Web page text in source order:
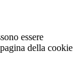
essere
della cookie